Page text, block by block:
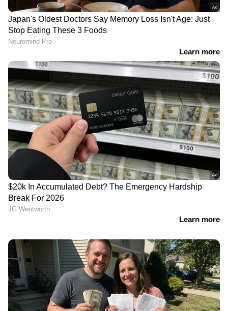
LATEST VIDEOS
യൂണിഫോമിട്ട കള്ളനോ?;
സഹപ്രവർത്തകരിൽ നിന്ന്
ലക്ഷങ്ങൾ തട്ടിയെടുത്ത
പൊലീസുകാരനെതിരെ കേസ്
രാവിലെ പുറപ്പെടേണ്ട വിമാനം 6
മണികൂർ വെെകുമെന്ന്
അറിയിച്ചില്ല; കണ്ണൂർ
വിമാനത്താവളത്തിൽ പ്രതിഷേധം